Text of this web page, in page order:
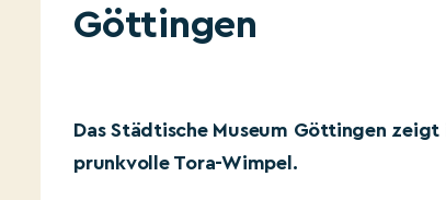
Göttingen
Das Städtische Museum Göttingen
prunkvolle Tora-Wimpel.